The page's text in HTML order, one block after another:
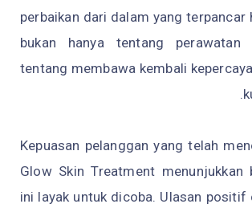
perbaikan dari dalam yang terpancar
bukan hanya tentang perawatan
tentang membawa kembali
Kepuasan pelanggan yang telah
Glow Skin Treatment menunjukkan
ini layak untuk dicoba. Ulasan positif